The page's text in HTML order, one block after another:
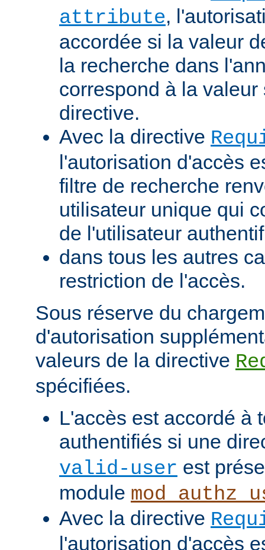
attribute,
accordée si la valeur
la recherche dans
correspond à la
directive.
Avec la directive
l'autorisation d'accès
filtre de recherche
utilisateur unique qui
de l'utilisateur
dans tous les autres
restriction de l'accès.
Sous réserve du
d'autorisation
valeurs de la directive
spécifiées.
L'accès est accordé à
authentifiés si une
valid-user est
module
Avec la directive
l'autorisation d'accès